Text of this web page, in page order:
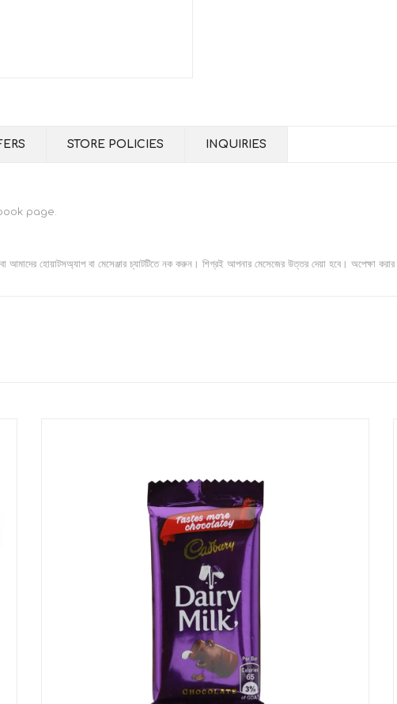
STORE POLICIES INQUIRIES
page.
আমাদের হোয়াটসঅ্যাপ বা মেসেঞ্জার চ্যাটটিতে নক করুন। শিগ্রই আপনার মেসেজের উত্তর দেয়া হবে। অপেক্ষা